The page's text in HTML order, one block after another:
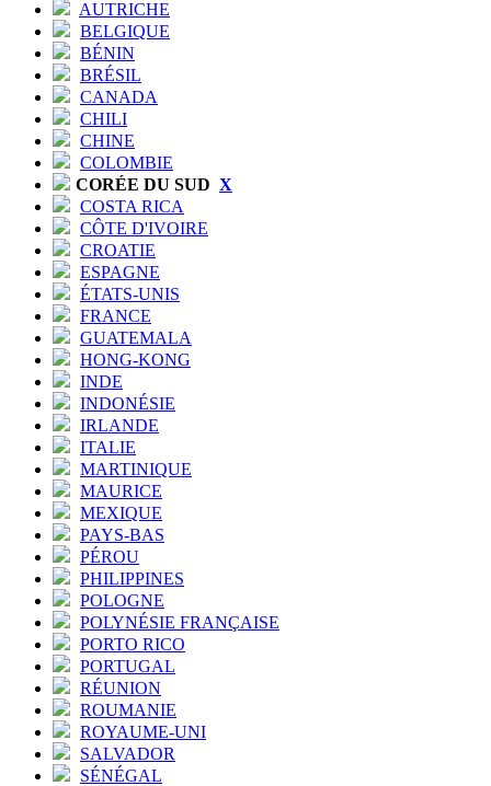
AUTRICHE
BELGIQUE
BÉNIN
BRÉSIL
CANADA
CHILI
CHINE
COLOMBIE
CORÉE DU SUD X
COSTA RICA
CÔTE D'IVOIRE
CROATIE
ESPAGNE
ÉTATS-UNIS
FRANCE
GUATEMALA
HONG-KONG
INDE
INDONÉSIE
IRLANDE
ITALIE
MARTINIQUE
MAURICE
MEXIQUE
PAYS-BAS
PÉROU
PHILIPPINES
POLOGNE
POLYNÉSIE FRANÇAISE
PORTO RICO
PORTUGAL
RÉUNION
ROUMANIE
ROYAUME-UNI
SALVADOR
SÉNÉGAL